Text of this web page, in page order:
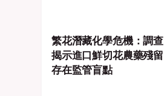
繁花潛藏化學危機：調查
揭示進口鮮切花農藥殘留
存在監管盲點